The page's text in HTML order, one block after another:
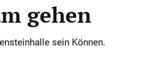
gehen
sein Können.